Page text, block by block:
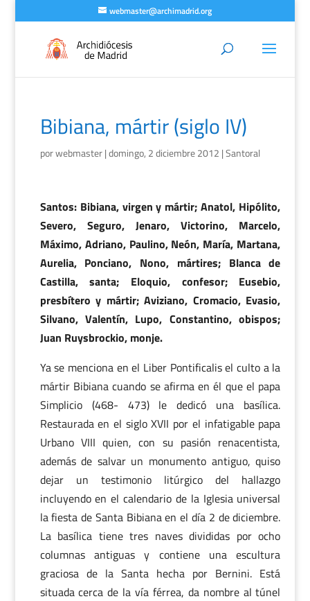
webmaster@archimadrid.org
Bibiana, mártir (siglo IV)
porwebmaster|domingo, 2 diciembre 2012 |Santoral
Santos: Bibiana, virgen y mártir; Anatol, Hipólito,
Severo, Seguro, Jenaro, Victorino, Marcelo,
Máximo, Adriano, Paulino, Neón, María, Martana,
Aurelia, Ponciano, Nono, mártires; Blanca de
Castilla, santa; Eloquio, confesor; Eusebio,
presbítero y mártir; Aviziano, Cromacio, Evasio,
Silvano, Valentín, Lupo, Constantino, obispos;
Juan Ruysbrockio, monje.
Ya se menciona en el Liber Pontificalis el culto a la
mártir Bibiana cuando se afirma en él que el papa
Simplicio (468- 473) le dedicó una basílica.
Restaurada en el siglo XVII por el infatigable papa
Urbano VIII quien, con su pasión renacentista,
además de salvar un monumento antiguo, quiso
dejar un testimonio litúrgico del hallazgo
incluyendo en el calendario de la Iglesia universal
la fiesta de Santa Bibiana en el día 2 de diciembre.
La basílica tiene tres naves divididas por ocho
columnas antiguas y contiene una escultura
graciosa de la Santa hecha por Bernini. Está
situada cerca de la vía férrea, da nombre al túnel